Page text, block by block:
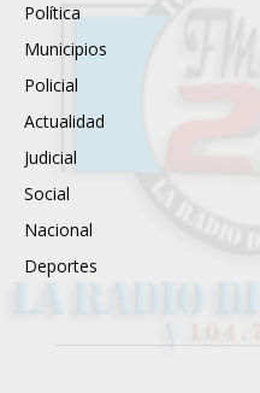
Política
Municipios
Policial
Actualidad
Judicial
Social
Nacional
Deportes